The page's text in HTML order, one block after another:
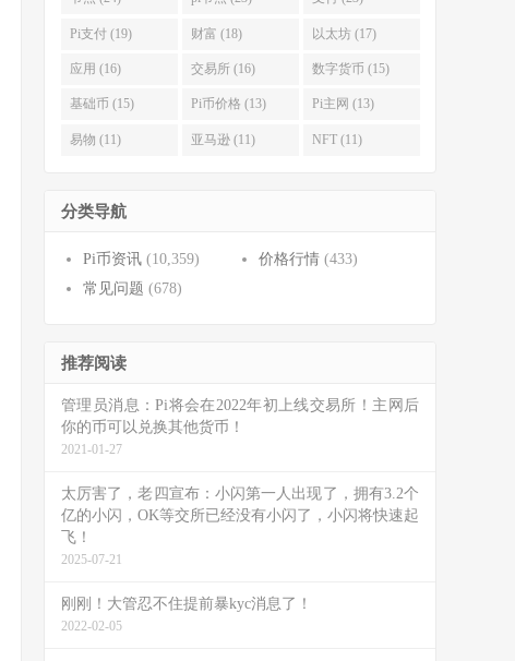
Pi支付 (19) 财富 (18) 以太坊 (17)
应用 (16) 交易所 (16) 数字货币 (15)
基础币 (15) Pi币价格 (13) Pi主网 (13)
易物 (11) 亚马逊 (11) NFT (11)
分类导航
Pi币资讯 (10,359) 价格行情 (433)
常见问题 (678)
推荐阅读
管理员消息：Pi将会在2022年初上线交易所！主网后
你的币可以兑换其他货币！
2021-01-27
太厉害了，老四宣布：小闪第一人出现了，拥有3.2个
亿的小闪，OK等交所已经没有小闪了，小闪将快速起
飞！
2025-07-21
刚刚！大管忍不住提前暴kyc消息了！
2022-02-05